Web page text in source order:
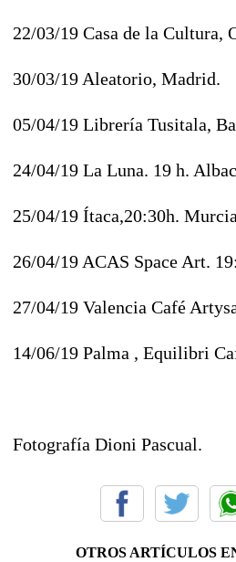
22/03/19 Casa de la Cultura,
30/03/19 Aleatorio, Madrid.
05/04/19 Librería Tusitala,
24/04/19 La Luna. 19 h.
25/04/19 Ítaca,20:30h.
26/04/19 ACAS Space Art.
27/04/19 Valencia Café
14/06/19 Palma , Equilibri
Fotografía Dioni Pascual.
OTROS ARTÍCULOS